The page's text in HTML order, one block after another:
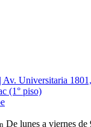
Av. Universitaria
(1° piso)
De lunes a viernes de